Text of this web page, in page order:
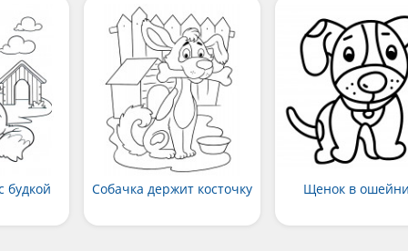
будкой Собачка держит косточку Щенок в